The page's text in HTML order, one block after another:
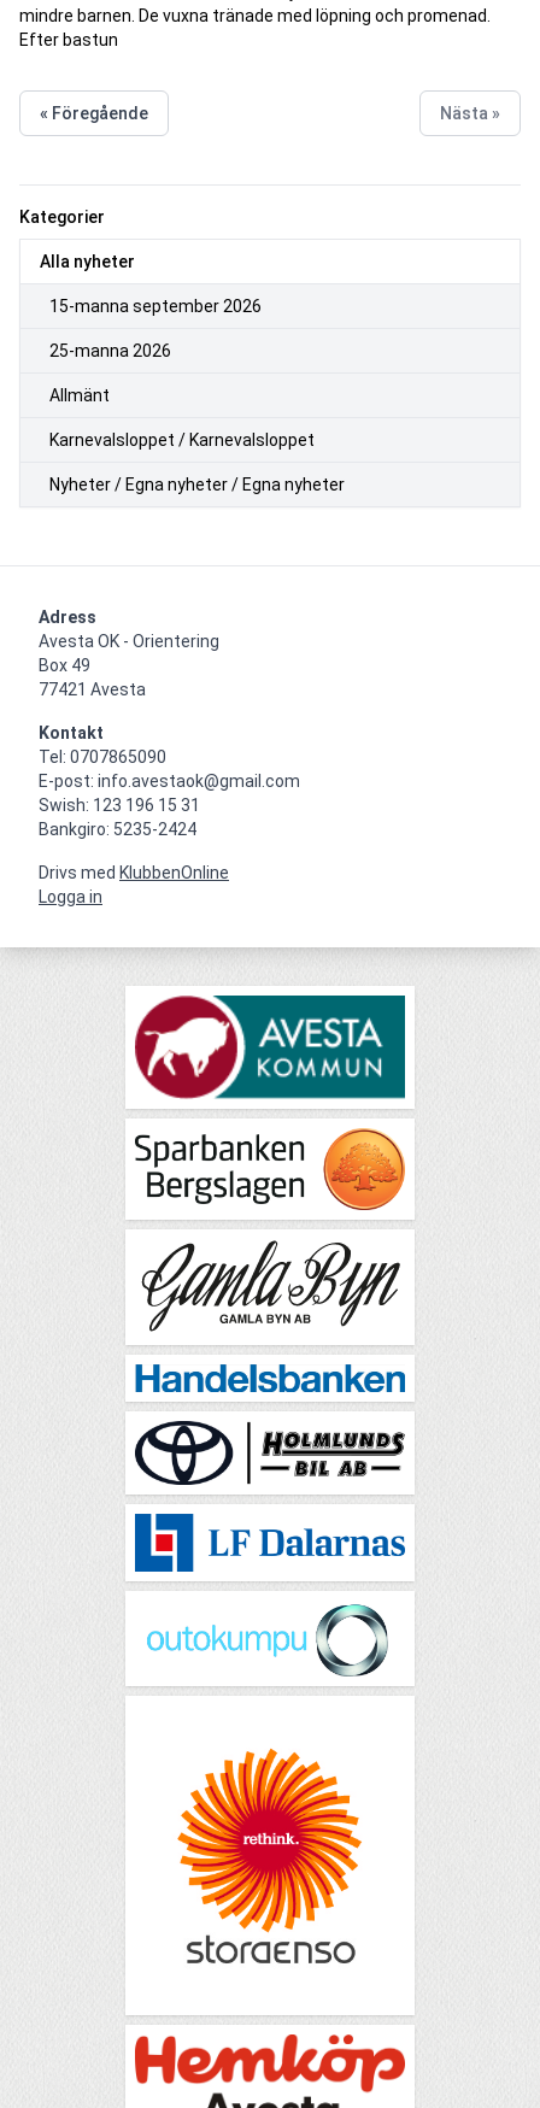
Kategorier
Alla nyheter
15-manna september 2026
25-manna 2026
Allmänt
Karnevalsloppet / Karnevalsloppet
Nyheter / Egna nyheter / Egna nyheter
mindre barnen. De vuxna tränade med löpning och promenad.
Efter bastun
« Föregående Nästa »
Adress
Avesta OK - Orientering
Box 49
77421 Avesta
Kontakt
Tel: 0707865090
E-post: info.avestaok@gmail.com
Swish: 123 196 15 31
Bankgiro: 5235-2424
Drivs med KlubbenOnline
Logga in